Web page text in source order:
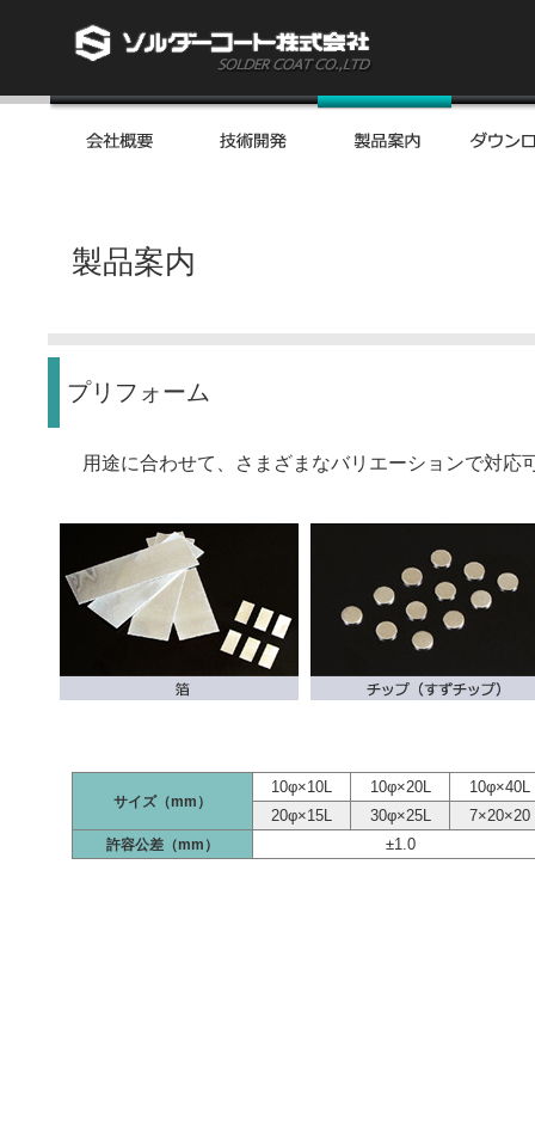
製品案内
プリフォーム
用途に合わせて、さまざまなバリエーションで対応
サイズ（mm）
10φ×10L 10φ×20L
10φ×40L
20φ×15L
30φ×25L 7×20×20
許容公差（mm） ±1.0